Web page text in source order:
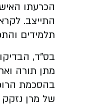
הכרעתו
התייצב.
תלמידים
בס"ד,
מתן תורה
בהסכמת
של מרן נזקק